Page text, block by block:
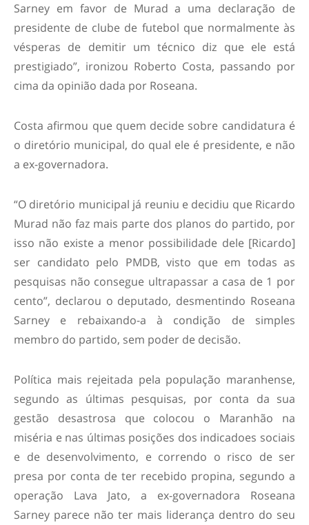
Sarney em favor de Murad a uma declaração de
presidente de clube de futebol que normalmente às
vésperas de demitir um técnico diz que ele está
prestigiado”, ironizou Roberto Costa, passando por
cima da opinião dada por Roseana.
Costa afirmou que quem decide sobre candidatura é
o diretório municipal, do qual ele é presidente, e não
a ex-governadora.
“O diretório municipal já reuniu e decidiu que Ricardo
Murad não faz mais parte dos planos do partido, por
isso não existe a menor possibilidade dele [Ricardo]
ser candidato pelo PMDB, visto que em todas as
pesquisas não consegue ultrapassar a casa de 1 por
cento”, declarou o deputado, desmentindo Roseana
Sarney e rebaixando-a à condição de simples
membro do partido, sem poder de decisão.
Política mais rejeitada pela população maranhense,
segundo as últimas pesquisas, por conta da sua
gestão desastrosa que colocou o Maranhão na
miséria e nas últimas posições dos indicadoes sociais
e de desenvolvimento, e correndo o risco de ser
presa por conta de ter recebido propina, segundo a
operação Lava Jato, a ex-governadora Roseana
Sarney parece não ter mais liderança dentro do seu